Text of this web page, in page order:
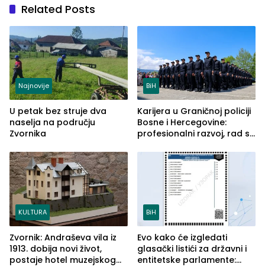
Related Posts
Najnovije
U petak bez struje dva
naselja na području
Zvornika
BiH
Karijera u Graničnoj policiji
Bosne i Hercegovine:
profesionalni razvoj, rad sa
služba građanima
KULTURA
Zvornik: Andraševa vila iz
1913. dobija novi život,
postaje hotel muzejskog
BiH
Evo kako će izgledati
glasački listići za državni i
entitetske parlamente: